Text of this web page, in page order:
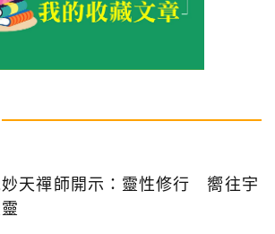
天禪師開示：靈性修行 嚮往宇